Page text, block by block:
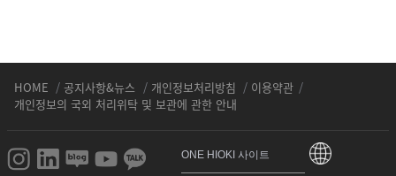
HOME / 공지사항&뉴스 / 개인정보처리방침 / 이용약관 /
개인정보의 국외 처리위탁 및 보관에 관한 안내
ONE HIOKI 사이트